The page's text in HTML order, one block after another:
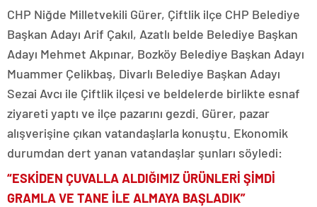
CHP Niğde Milletvekili Gürer, Çiftlik ilçe CHP Belediye
Başkan Adayı Arif Çakıl, Azatlı belde Belediye Başkan
Adayı Mehmet Akpınar, Bozköy Belediye Başkan Adayı
Muammer Çelikbaş, Divarlı Belediye Başkan Adayı
Sezai Avcı ile Çiftlik ilçesi ve beldelerde birlikte esnaf
ziyareti yaptı ve ilçe pazarını gezdi. Gürer, pazar
alışverişine çıkan vatandaşlarla konuştu. Ekonomik
durumdan dert yanan vatandaşlar şunları söyledi:
“ESKİDEN ÇUVALLA ALDIĞIMIZ ÜRÜNLERİ ŞİMDİ
GRAMLA VE TANE İLE ALMAYA BAŞLADIK”